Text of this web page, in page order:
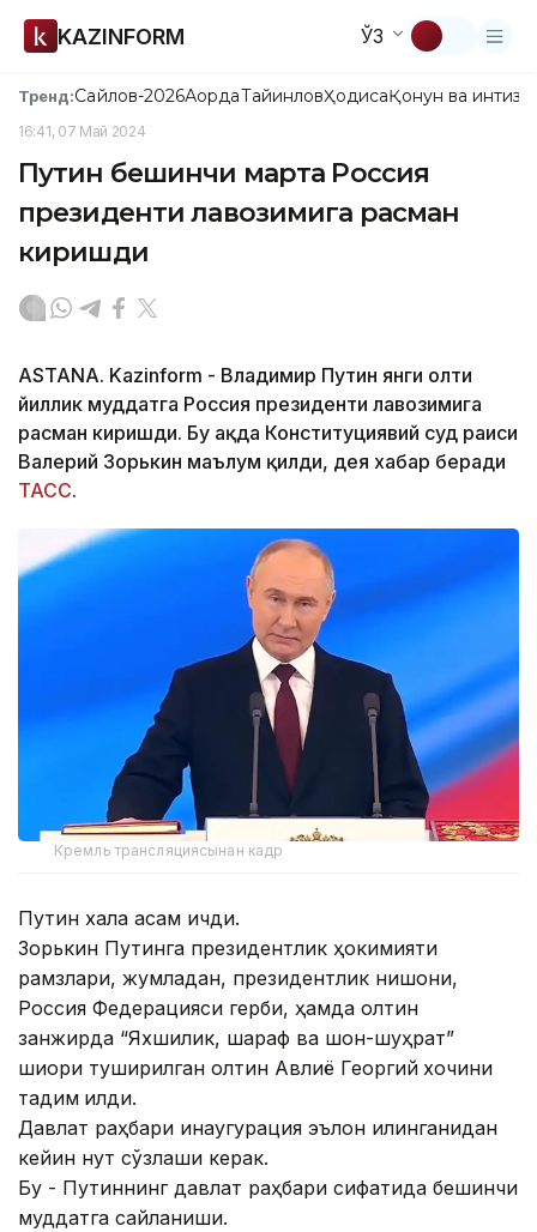
KAZINFORM ЎЗ
Тренд:Сайлов-2026АқордаТайинловҲодисаҚонун ва
16:41, 07 Май 2024
Путин бешинчи марта Россия
президенти лавозимига расман
киришди
ASTANA. Kazinform - Владимир Путин янги олти
йиллик муддатга Россия президенти лавозимига
расман киришди. Бу ҳақда Конституциявий суд раиси
Валерий Зорькин маълум қилди, дея хабар беради
ТАСС.
Кремль трансляциясынан кадр
Путин халққа қасам ичди.
Зорькин Путинга президентлик ҳокимияти
рамзлари, жумладан, президентлик нишони,
Россия Федерацияси герби, ҳамда олтин
занжирда “Яхшилик, шараф ва шон-шуҳрат”
шиори туширилган олтин Авлиё Георгий хочини
тақдим қилди.
Давлат раҳбари инаугурация эълон қилинганидан
кейин нутқ сўзлаши керак.
Бу - Путиннинг давлат раҳбари сифатида бешинчи
муддатга сайланиши.